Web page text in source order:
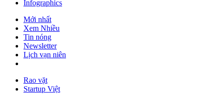
Infographics
Mới nhất
Xem Nhiều
Tin nóng
Newsletter
Lịch vạn niên
Rao vặt
Startup Việt